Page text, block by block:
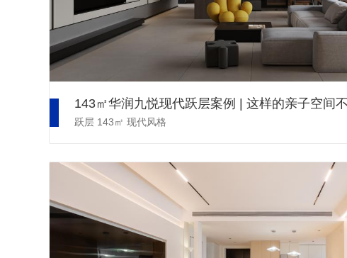
跃层 143㎡ 现代风格